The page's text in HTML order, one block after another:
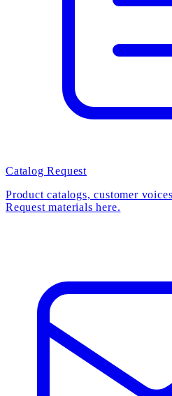
Catalog Request
Product catalogs, customer
Request materials here.